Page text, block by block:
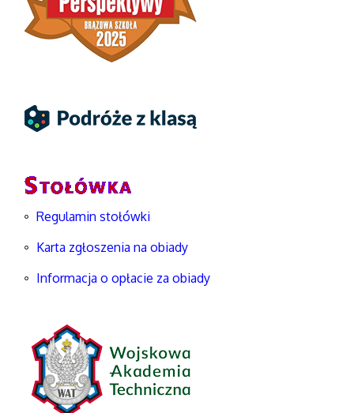
Regulamin stołówki
Karta zgłoszenia na obiady
Informacja o opłacie za obiady